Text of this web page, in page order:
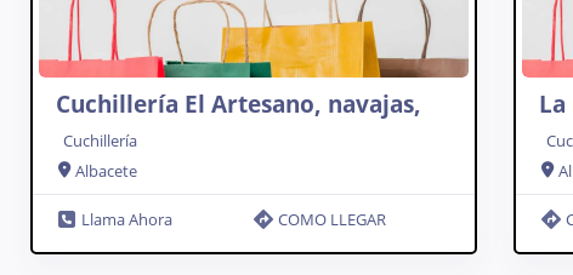
Cuchillería El Artesano, navajas,
Cuchillería
Albacete
Llama Ahora COMO LLEGAR
La